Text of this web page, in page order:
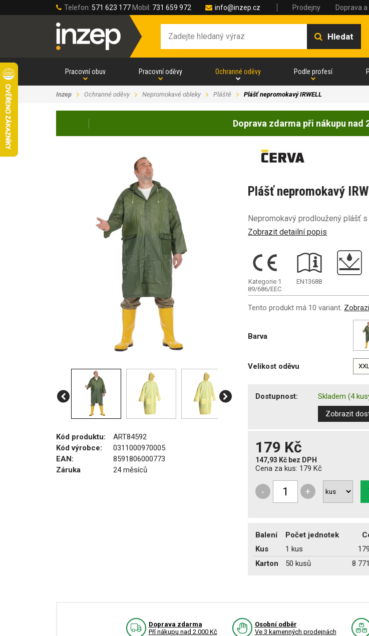
Telefon: 571 623 177 Mobil: 731 659 972 info@inzep.cz Prodejny Doprava
Hledat
Pracovní obuv Pracovní oděvy Ochranné oděvy Podle profesí
Inzep Ochranné oděvy Nepromokavé obleky Pláště Plášť nepromokavý IRWELL
Doprava zdarma při nákupu nad
Kód produktu:
ART84592
Kód výrobce:
0311000970005
EAN:
8591806000773
Záruka
24 měsíců
Plášť nepromokavý
Nepromokavý prodloužený plášť
Zobrazit detailní popis
Kategorie 1
89/686/EEC
EN13688
Tento produkt má 10 variant.
Barva
Velikost oděvu
Dostupnost: Skladem (4
Zobrazit
179 Kč
147,93 Kč bez DPH
Cena za kus: 179 Kč
- +
Balení Počet jednotek
Kus
1 kus
Karton
50 kusů 8
Doprava zdarma
Pří nákupu nad 2.000 Kč
Osobní odběr
Ve 3 kamenných prodejnách